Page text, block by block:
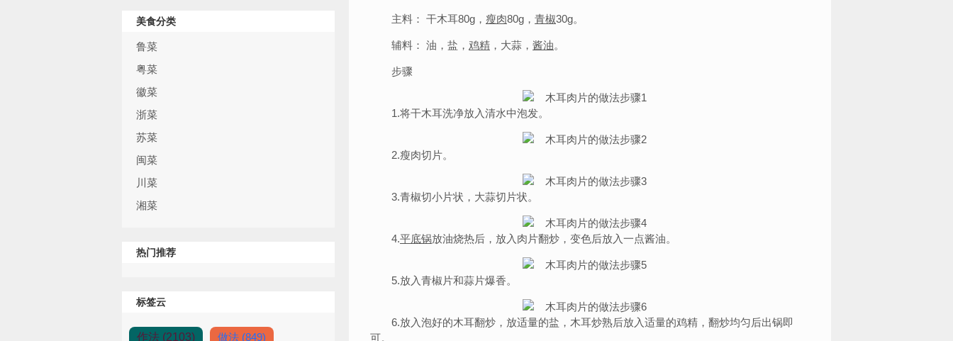
美食分类
鲁菜
粤菜
徽菜
浙菜
苏菜
闽菜
川菜
湘菜
热门推荐
标签云
作法 (2103) 做法 (849)
主料： 干木耳80g， 瘦肉80g， 青椒30g。
辅料： 油，盐， 鸡精 ，大蒜， 酱油。
步骤
1.将干木耳洗净放入清水中泡发。
2.瘦肉切片。
3.青椒切小片状，大蒜切片状。
4.平底锅放油烧热后，放入肉片翻炒，变色后放入一点酱油。
5.放入青椒片和蒜片爆香。
6.放入泡好的木耳翻炒，放适量的盐，木耳炒熟后放入适量的鸡精，翻炒均匀后出锅即
可。